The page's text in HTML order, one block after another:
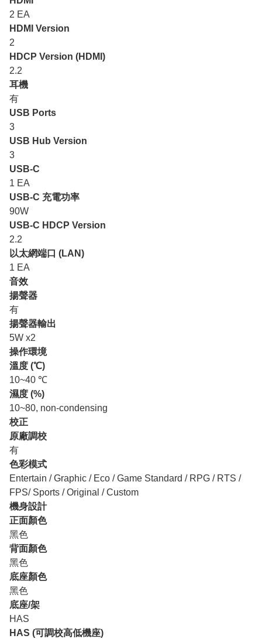
2 EA
HDMI Version
2
HDCP Version (HDMI)
2.2
耳機
有
USB Ports
3
USB Hub Version
3
USB-C
1 EA
USB-C 充電功率
90W
USB-C HDCP Version
2.2
以太網端口 (LAN)
1 EA
音效
揚聲器
有
揚聲器輸出
5W x2
操作環境
溫度 (℃)
10~40 ℃
濕度 (%)
10~80, non-condensing
校正
原廠調校
有
色彩模式
Entertain / Graphic / Eco / Game Standard / RPG / RTS /
FPS/ Sports / Original / Custom
機身設計
正面顏色
黑色
背面顏色
黑色
底座顏色
黑色
底座/架
HAS
HAS (可調校高低機座)